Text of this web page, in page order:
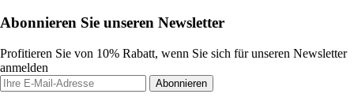
Abonnieren Sie unseren Newsletter
Profitieren Sie von 10% Rabatt, wenn Sie sich für unseren Newsletter
anmelden
Abonnieren